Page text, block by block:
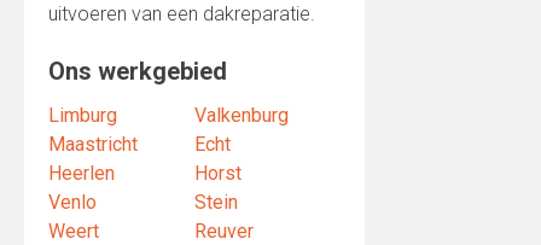
uitvoeren van een dakreparatie.
Ons werkgebied
Limburg
Maastricht
Heerlen
Venlo
Weert
Valkenburg
Echt
Horst
Stein
Reuver